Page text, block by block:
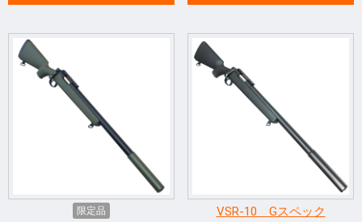
限定品
VSR-10 Gスペック